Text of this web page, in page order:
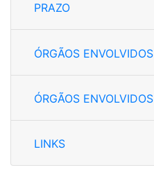
PRAZO
ÓRGÃOS ENVOLVIDOS
ÓRGÃOS ENVOLVIDOS
LINKS